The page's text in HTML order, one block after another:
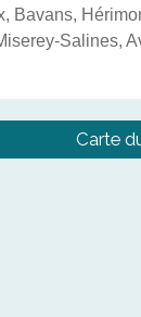
Bavans,
Salines,
Carte